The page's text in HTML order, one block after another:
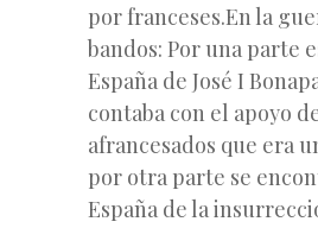
por franceses.En la
bandos: Por una parte
España de José I
contaba con el apoyo
afrancesados que era
por otra parte se
España de la